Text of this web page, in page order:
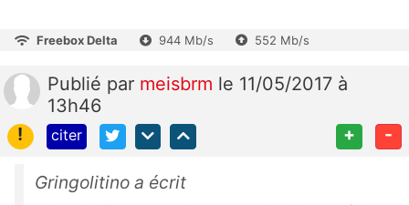
Freebox Delta 944 Mb/s 552 Mb/s
Publié par meisbrm le 11/05/2017 à
13h46
!
citer + -
Gringolitino a écrit